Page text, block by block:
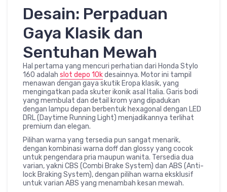
Desain: Perpaduan
Gaya Klasik dan
Sentuhan Mewah
Hal pertama yang mencuri perhatian dari Honda Stylo
160 adalah slot depo 10kdesainnya. Motor ini tampil
menawan dengan gaya skutik Eropa klasik, yang
mengingatkan pada skuter ikonik asal Italia. Garis bodi
yang membulat dan detail krom yang dipadukan
dengan lampu depan berbentuk hexagonal dengan LED
DRL (Daytime Running Light) menjadikannya terlihat
premium dan elegan.
Pilihan warna yang tersedia pun sangat menarik,
dengan kombinasi warna doff dan glossy yang cocok
untuk pengendara pria maupun wanita. Tersedia dua
varian, yakni CBS (Combi Brake System) dan ABS (Anti-
lock Braking System), dengan pilihan warna eksklusif
untuk varian ABS yang menambah kesan mewah.